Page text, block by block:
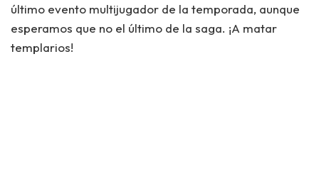
último evento multijugador de la temporada, aunque
esperamos que no el último de la saga. ¡A matar
templarios!